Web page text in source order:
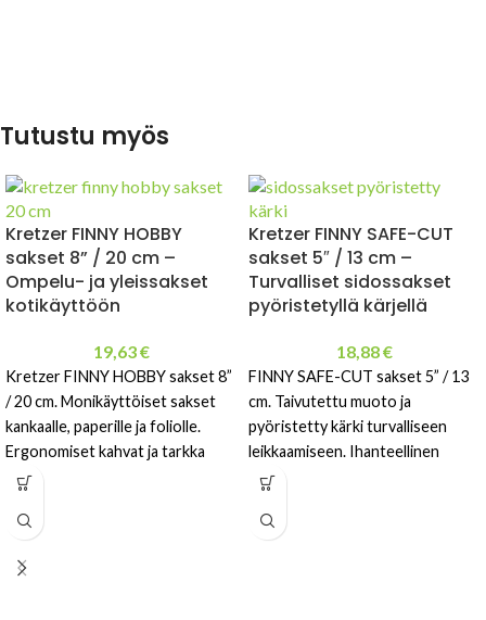
Tutustu myös
Kretzer FINNY HOBBY
sakset 8” / 20 cm –
Ompelu- ja yleissakset
kotikäyttöön
19,63€
Kretzer FINNY HOBBY sakset 8”
/ 20 cm. Monikäyttöiset sakset
kankaalle, paperille ja foliolle.
Ergonomiset kahvat ja tarkka
leikkaus.
Kretzer FINNY SAFE-CUT
sakset 5″ / 13 cm –
Turvalliset sidossakset
pyöristetyllä kärjellä
18,88€
FINNY SAFE-CUT sakset 5” / 13
cm. Taivutettu muoto ja
pyöristetty kärki turvalliseen
leikkaamiseen. Ihanteellinen
sidoksille ja tarkkuustyöhön.